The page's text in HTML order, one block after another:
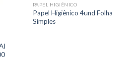
PAPEL HIGIÊNICO
Papel Higiênico 4und Folha
Simples